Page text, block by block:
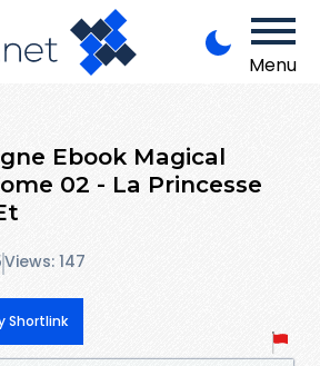
Menu
Ebook Magical
02 - La Princesse
Views: 147
Shortlink